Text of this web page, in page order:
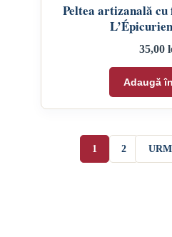
Peltea artizanală
35,00
Adaugă
1 2